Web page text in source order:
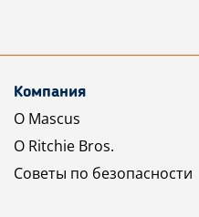
Компания
О Mascus
О Ritchie Bros.
Советы по безопасности